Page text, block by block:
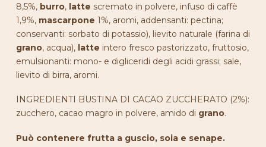
8,5%, burro, latte scremato in polvere, infuso di caffè
1,9%, mascarpone 1%, aromi, addensanti: pectina;
conservanti: sorbato di potassio), lievito naturale (farina di
grano, acqua), latte intero fresco pastorizzato, fruttosio,
emulsionanti: mono- e digliceridi degli acidi grassi; sale,
lievito di birra, aromi.
INGREDIENTI BUSTINA DI CACAO ZUCCHERATO (2%):
zucchero, cacao magro in polvere, amido di grano.
Può contenere frutta a guscio, soia e senape.